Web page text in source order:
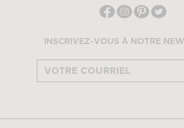
INSCRIVEZ-VOUS À NOTRE